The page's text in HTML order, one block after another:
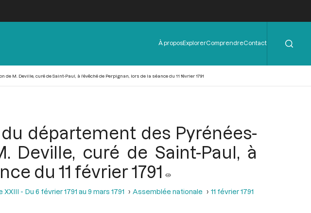
Menu
de
À proposExplorerComprendreContact
M. Deville, curé de Saint-Paul, à l’évêché de Perpignan, lors de la séance du 11 février 1791
département des Pyrénées-
Deville, curé de Saint-Paul, à
du 11 février 1791
XXIII - Du 6 février 1791 au 9 mars 1791 Assemblée nationale
11 février 1791